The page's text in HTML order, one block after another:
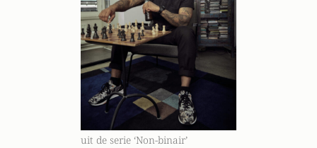
uit de serie ‘Non-binair’